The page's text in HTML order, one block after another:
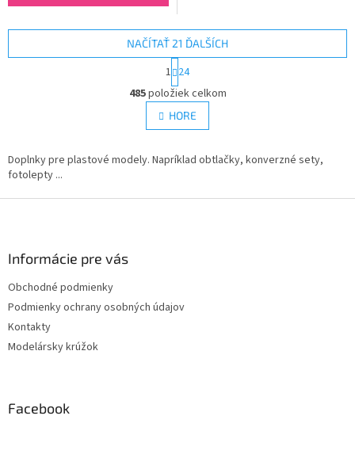
O
v
l
á
a
ý
NAČÍTAŤ 21 ĎALŠÍCH
t
r
á
n
k
v
i
1 24
485položiek celkom
HORE
Doplnky pre plastové modely. Napríklad obtlačky, konverzné sety,
fotolepty ...
Informácie pre vás
Obchodné podmienky
Podmienky ochrany osobných údajov
Kontakty
Modelársky krúžok
Facebook